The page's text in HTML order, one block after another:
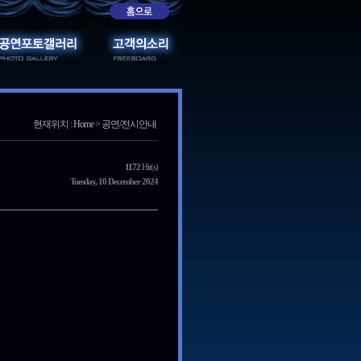
현재위치 : Home > 공연/전시안내
1172Hit(s)
Tuesday, 10 December 2024